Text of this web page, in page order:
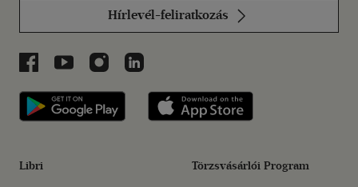
Hírlevél-feliratkozás
Libri a Facebookon
Libri a Youtube-on
Libri az Instagramon
Libri a LinkedInen
Libri applikáció Szerezd meg: Google
Libri Törzsvásárlói Program